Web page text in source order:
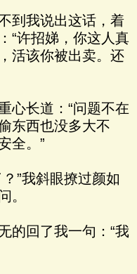
我说出这话，着
“许招娣，你这人真
活该你被出卖。还
道：“问题不在
东西也没多大不
全。”
斜眼撩过颜如
。
了我一句：“我